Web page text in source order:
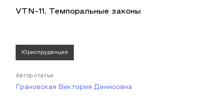
VTN-11. Темпоральные законы
Юриспруденция
Автор статьи
Грановская Виктория Денисовна